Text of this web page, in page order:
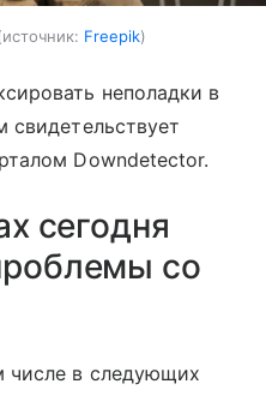
источник: Freepik
неполадки в
свидетельствует
Downdetector.
сегодня
со
числе в следующих